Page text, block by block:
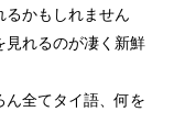
かもしれません
見れるのが凄く新鮮
ん全てタイ語、何を